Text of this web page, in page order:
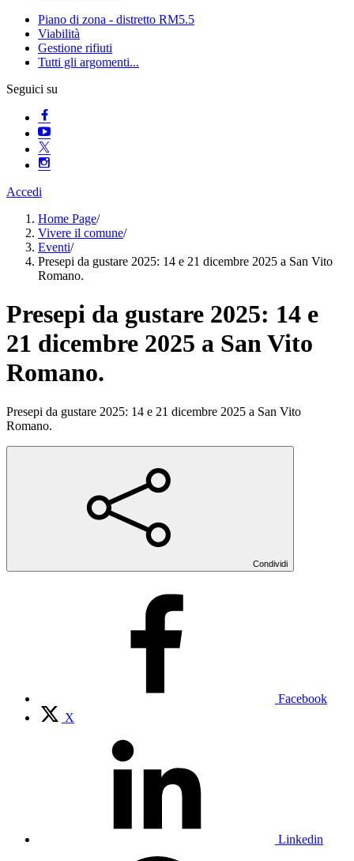
Piano di zona - distretto RM5.5
Viabilità
Gestione rifiuti
Tutti gli argomenti...
Seguici su
Accedi
Home Page/
Vivere il comune/
Eventi/
Presepi da gustare 2025: 14 e 21 dicembre 2025 a San Vito
Romano.
Presepi da gustare 2025: 14 e
21 dicembre 2025 a San Vito
Romano.
Presepi da gustare 2025: 14 e 21 dicembre 2025 a San Vito
Romano.
Condividi
Facebook
X
Linkedin